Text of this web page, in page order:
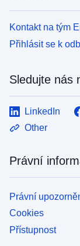
porážka atd.).
Kontakt na tým
Přihlásit se k
Sledujte nás
LinkedIn
Other
Právní
Právní
Cookies
Přístupnost